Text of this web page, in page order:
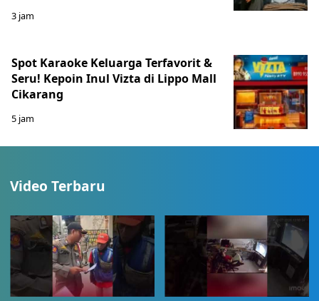
3 jam
Spot Karaoke Keluarga Terfavorit &
Seru! Kepoin Inul Vizta di Lippo Mall
Cikarang
5 jam
Video Terbaru